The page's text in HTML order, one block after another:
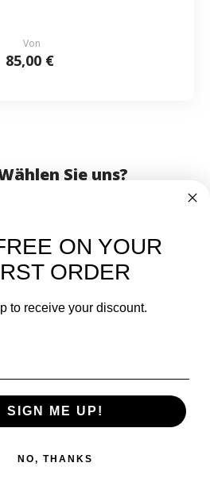
Von
85,00 €
Sie uns?
ON YOUR
ORDER
to receive your discount.
SIGN ME UP!
NO, THANKS